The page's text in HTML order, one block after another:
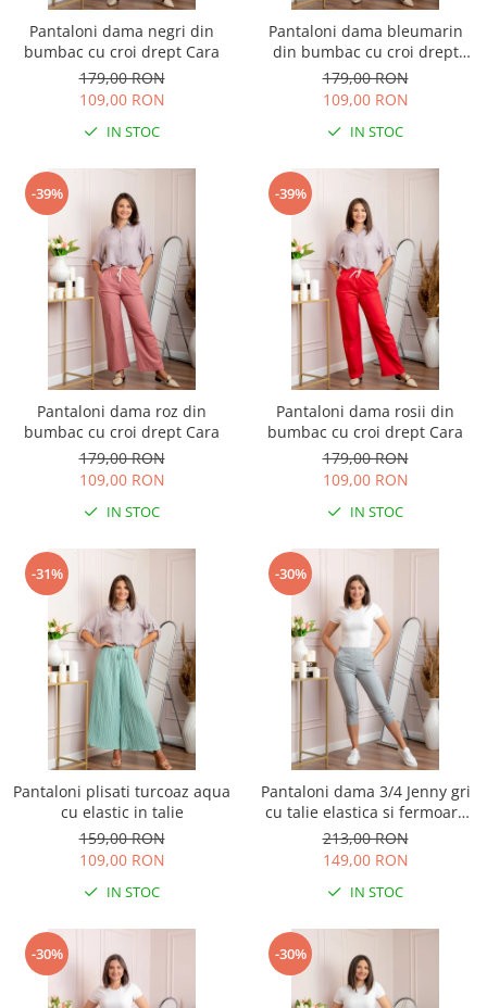
Pantaloni dama negri din
bumbac cu croi drept Cara
179,00 RON
109,00 RON
IN STOC
Pantaloni dama bleumarin
din bumbac cu croi drept
Cara
179,00 RON
109,00 RON
IN STOC
-39%
Pantaloni dama roz din
bumbac cu croi drept Cara
179,00 RON
109,00 RON
IN STOC
-39%
Pantaloni dama rosii din
bumbac cu croi drept Cara
179,00 RON
109,00 RON
IN STOC
-31%
Pantaloni plisati turcoaz aqua
cu elastic in talie
159,00 RON
109,00 RON
IN STOC
-30%
Pantaloni dama 3/4 Jenny gri
cu talie elastica si fermoare
decorative
213,00 RON
149,00 RON
IN STOC
-30% -30%